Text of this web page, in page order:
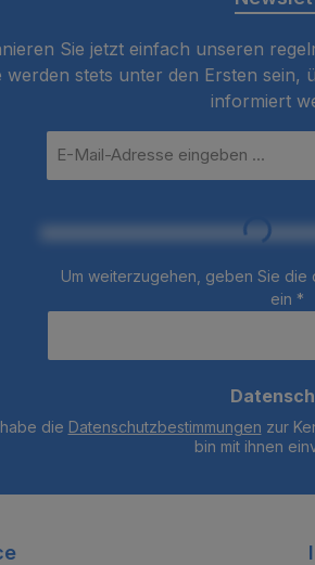
Sie jetzt einfach unseren
werden stets unter den Ersten sein,
informiert
Mail-
Loading...
Um weiterzugehen, geben Sie
ein *
die Datenschutzbestimmungen zur
bin mit ihnen